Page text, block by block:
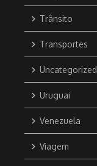
Trânsito
Transportes
Uncategorized
Uruguai
Venezuela
Viagem